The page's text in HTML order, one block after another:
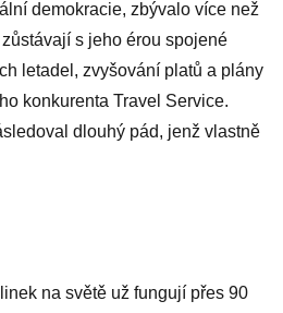
demokracie, zbývalo více než
s jeho érou spojené
letadel, zvyšování platů a plány
konkurenta Travel Service.
dlouhý pád, jenž vlastně
na světě už fungují přes 90